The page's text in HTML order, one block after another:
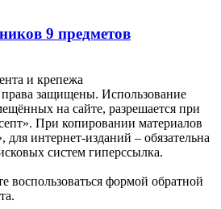
9 предметов
и крепежа
защищены. Использование
на сайте, разрешается при
При копировании материалов
интернет-изданий – обязательна
систем гиперссылка.
воспользоваться формой обратной